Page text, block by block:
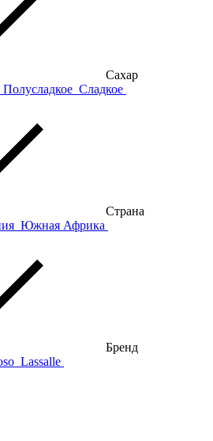
Сахар
Полусладкое Сладкое
Страна
Южная Африка
Бренд
Lassalle